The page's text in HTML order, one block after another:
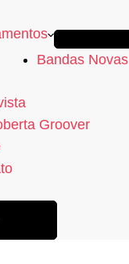
Bandas Novas
Groover